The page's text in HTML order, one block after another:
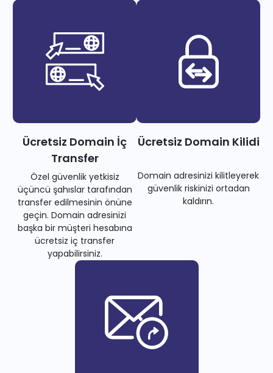
Ücretsiz Domain İç
Transfer
Özel güvenlik yetkisiz
üçüncü şahıslar tarafından
transfer edilmesinin önüne
geçin. Domain adresinizi
başka bir müşteri hesabına
ücretsiz iç transfer
yapabilirsiniz.
Ücretsiz Domain Kilidi
Domain adresinizi kilitleyerek
güvenlik riskinizi ortadan
kaldırın.